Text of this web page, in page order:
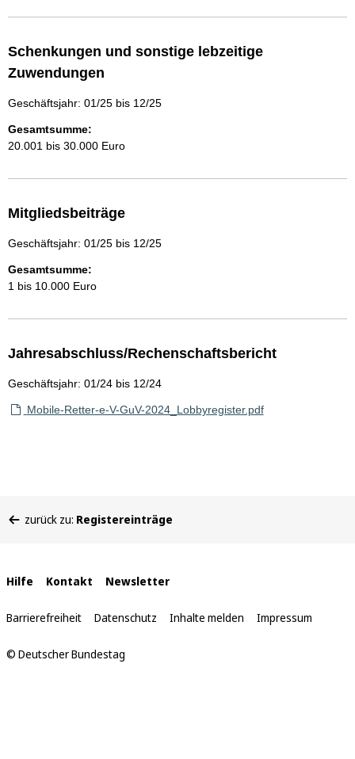
Schenkungen und sonstige lebzeitige
Zuwendungen
Geschäftsjahr: 01/25 bis 12/25
Gesamtsumme:
20.001 bis 30.000 Euro
Mitgliedsbeiträge
Geschäftsjahr: 01/25 bis 12/25
Gesamtsumme:
1 bis 10.000 Euro
Jahresabschluss/Rechenschaftsbericht
Geschäftsjahr: 01/24 bis 12/24
Mobile-Retter-e-V-GuV-2024_Lobbyregister.pdf
befinden
zurück zu: Registereinträge
Interne
Links
Hilfe Kontakt Newsletter
Barrierefreiheit Datenschutz Inhalte melden Impressum
© Deutscher Bundestag